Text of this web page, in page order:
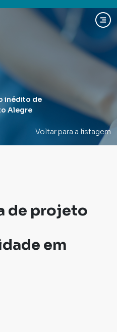
inédito de
Alegre
Voltar para a listagem
de projeto
em